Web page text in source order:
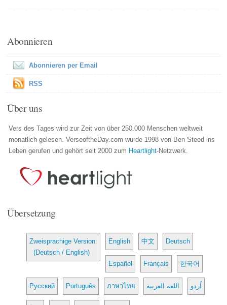
Abonnieren
Abonnieren per Email
RSS
Über uns
Vers des Tages wird zur Zeit von über 250.000 Menschen weltweit
monatlich gelesen. VerseoftheDay.com wurde 1998 von Ben Steed ins
Leben gerufen und gehört seit 2000 zum Heartlight-Netzwerk.
Übersetzung
Zweisprachige Version:
(Deutsch / English)
English 中文 Deutsch
Español Français 한국어
Русский Português ภาษาไทย اللغة العربية اُردو